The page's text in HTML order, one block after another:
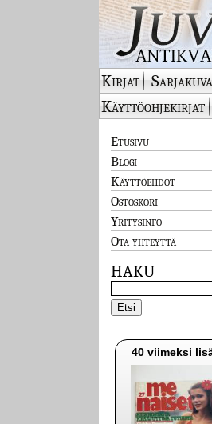
Kirjat
Käyttöohjekirjat
Etusivu
Blogi
Käyttöehdot
Ostoskori
Yritysinfo
Ota yhteyttä
HAKU
40 viimeksi